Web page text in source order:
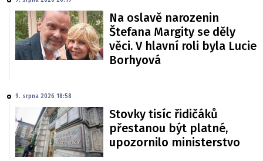
Na oslavě narozenin
Štefana Margity se děly
věci. V hlavní roli byla Lucie
Borhyová
9. srpna 2026 18:58
Stovky tisíc řidičáků
přestanou být platné,
upozornilo ministerstvo